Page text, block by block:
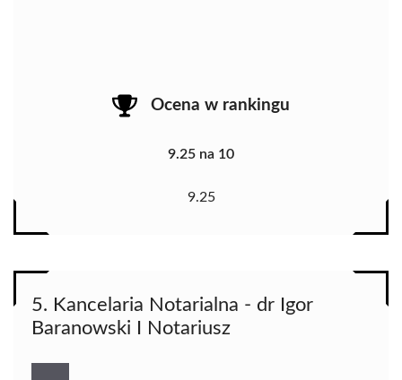
Ocena w rankingu
9.25 na 10
9.25
5. Kancelaria Notarialna - dr Igor
Baranowski I Notariusz